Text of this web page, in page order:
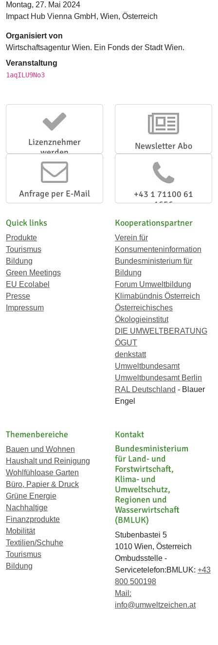
Montag, 27. Mai 2024
Impact Hub Vienna GmbH, Wien, Österreich
Organisiert von
Wirtschaftsagentur Wien. Ein Fonds der Stadt Wien.
Veranstaltung
1aqILU9No3
Lizenznehmer
werden
Newsletter Abo
Anfrage per E-Mail
+43 1 71100 61
1656
Quick links
Produkte
Tourismus
Bildung
Green Meetings
EU Ecolabel
Presse
Impressum
Kooperationspartner
Verein für
Konsumenteninformation
Bundesministerium für
Bildung
Forum Umweltbildung
Klimabündnis Österreich
Österreichisches
Ökologieinstitut
DIE UMWELTBERATUNG
ÖGUT
denkstatt
Umweltbundesamt
Umweltbundesamt Berlin
RAL Deutschland - Blauer
Engel
Themenbereiche
Bauen und Wohnen
Haushalt und Reinigung
Wohlfühloase Garten
Büro, Papier & Druck
Grüne Energie
Nachhaltige
Finanzprodukte
Mobilität
Textilien/Schuhe
Tourismus
Bildung
Kontakt
Bundesministerium
für Land- und
Forstwirtschaft,
Klima- und
Umweltschutz,
Regionen und
Wasserwirtschaft
(BMLUK)
Stubenbastei 5
1010 Wien, Österreich
Ombudsstelle -
Servicetelefon:BMLUK: +43
800 500198
Mail:
info@umweltzeichen.at